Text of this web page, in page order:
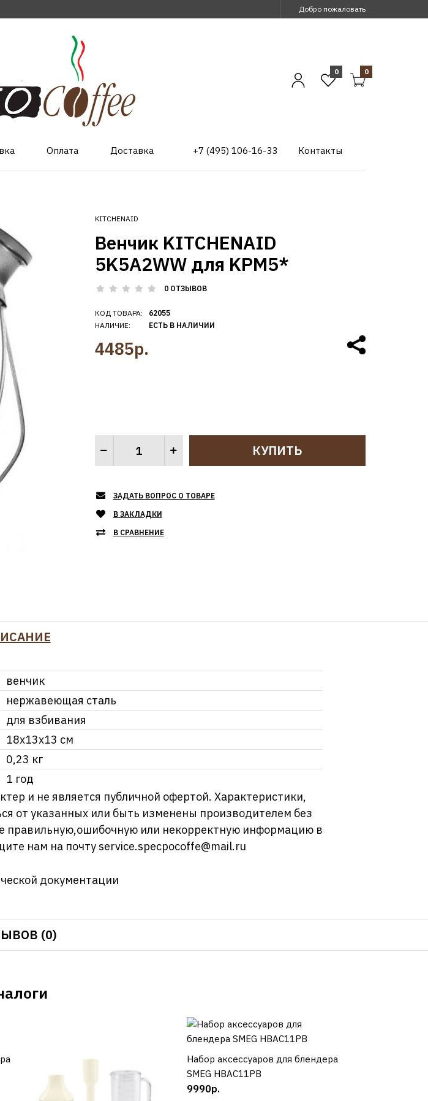
Добро пожаловать
0 0
Оплата Доставка +7 (495) 106-16-33 Контакты
KITCHENAID
Венчик KITCHENAID
5K5A2WW для KPM5*
0 ОТЗЫВОВ
КОД ТОВАРА:
НАЛИЧИЕ:
62055
ЕСТЬ В НАЛИЧИИ
4485р.
ЗАДАТЬ ВОПРОС О ТОВАРЕ
В ЗАКЛАДКИ
В СРАВНЕНИЕ
венчик
нержавеющая сталь
для взбивания
18х13х13 см
0,23 кг
1 год
и не является публичной офертой. Характеристики,
от указанных или быть изменены производителем без
правильную,ошибочную или некорректную информацию в
нам на почтуservice.specpocoffe@mail.ru
документации
(0)
КУПИТЬ
Набор аксессуаров для блендера
SMEG HBAC11PB
9990р.